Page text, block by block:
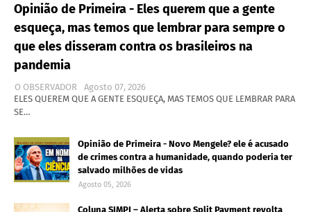
Opinião de Primeira - Eles querem que a gente
esqueça, mas temos que lembrar para sempre o
que eles disseram contra os brasileiros na
pandemia
O OBSERVADOR
Agosto 07, 2026
ELES QUEREM QUE A GENTE ESQUEÇA, MAS TEMOS QUE LEMBRAR PARA
SE…
Opinião de Primeira - Novo Mengele? ele é acusado
de crimes contra a humanidade, quando poderia ter
salvado milhões de vidas
Agosto 05, 2026
Coluna SIMPI – Alerta sobre Split Payment revolta